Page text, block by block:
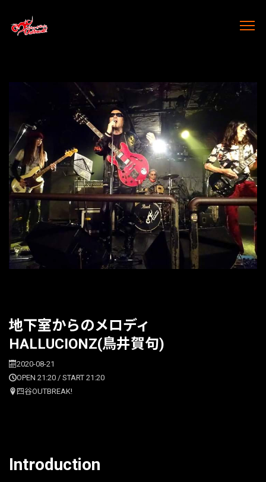
地下室からのメロディ
HALLUCIONZ(鳥井賀句)
2020-08-21
OPEN 21:20 / START 21:20
四谷OUTBREAK!
Introduction